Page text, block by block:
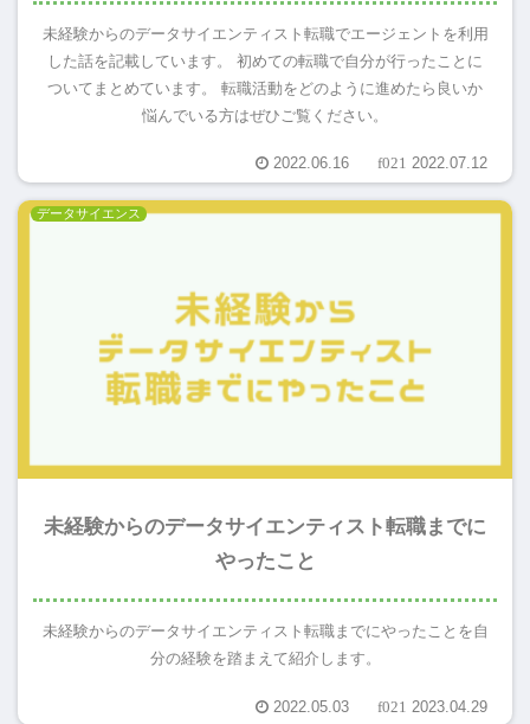
未経験からのデータサイエンティスト転職でエージェントを利用
した話を記載しています。 初めての転職で自分が行ったことに
ついてまとめています。 転職活動をどのように進めたら良いか
悩んでいる方はぜひご覧ください。
2022.06.16 2022.07.12
データサイエンス
未経験からのデータサイエンティスト転職までに
やったこと
未経験からのデータサイエンティスト転職までにやったことを自
分の経験を踏まえて紹介します。
2022.05.03 2023.04.29